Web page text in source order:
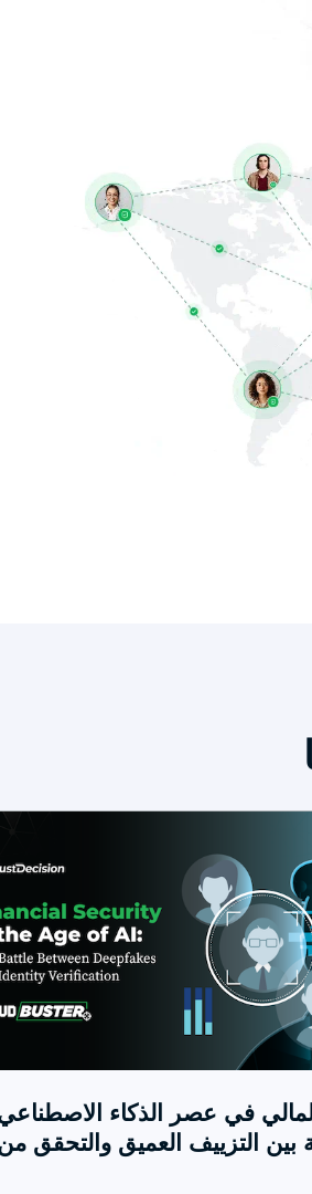
في عصر الذكاء
بين التزييف العميق والتحقق